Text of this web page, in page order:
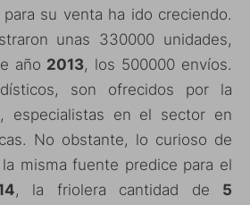
su venta ha ido creciendo.
unas 330000 unidades,
año 2013, los 500000 envíos.
son ofrecidos por la
, especialistas en el sector en
No obstante, lo curioso de
misma fuente predice para el
, la friolera cantidad de 5